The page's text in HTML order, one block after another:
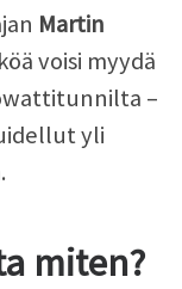
Martin
voisi myydä
–
yli
miten?